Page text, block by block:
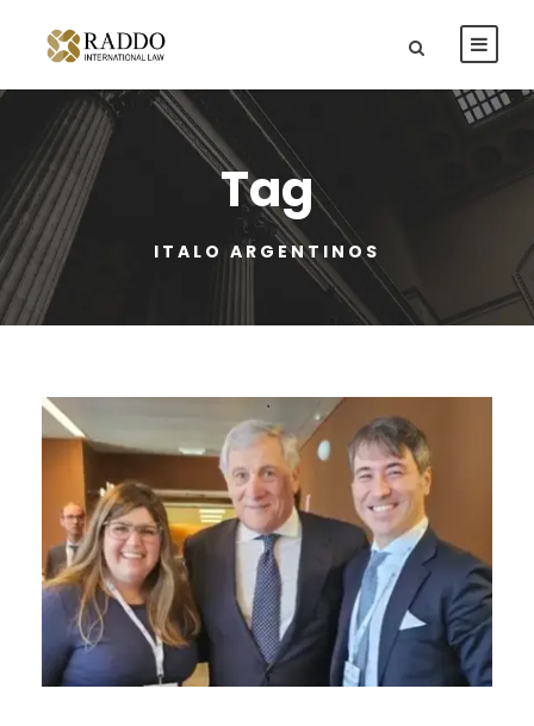
Tag
ITALO ARGENTINOS